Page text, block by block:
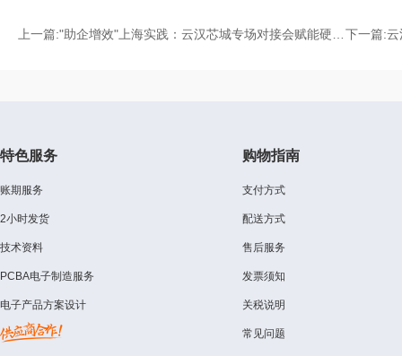
上一篇:"助企增效"上海实践：云汉芯城专场对接会赋能硬核科技供应链 下一篇:云
特色服务
账期服务
2小时发货
技术资料
PCBA电子制造服务
电子产品方案设计
购物指南
支付方式
配送方式
售后服务
发票须知
关税说明
常见问题